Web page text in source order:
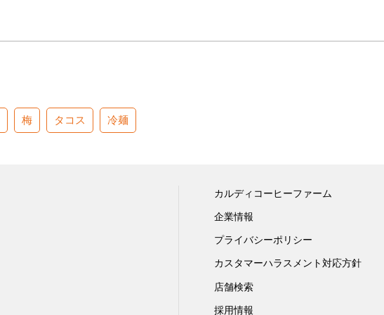
梅 タコス 冷麺
カルディコーヒーファーム
企業情報
プライバシーポリシー
カスタマーハラスメント対応方針
店舗検索
採用情報